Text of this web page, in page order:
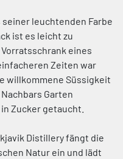
leuchtenden Farbe
ist es leicht zu
eines
Zeiten war
willkommene Süssigkeit
Garten
Zucker getaucht.
Distillery fängt die
Natur ein und lädt